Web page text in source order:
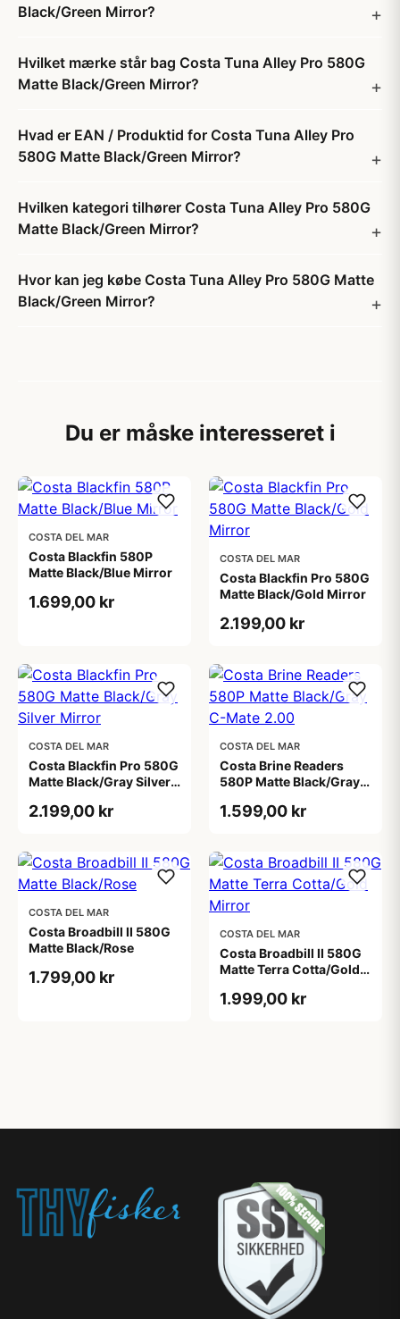
Black/Green Mirror?
Hvilket mærke står bag Costa Tuna Alley Pro 580G
Matte Black/Green Mirror?
Hvad er EAN / Produktid for Costa Tuna Alley Pro
580G Matte Black/Green Mirror?
Hvilken kategori tilhører Costa Tuna Alley Pro 580G
Matte Black/Green Mirror?
Hvor kan jeg købe Costa Tuna Alley Pro 580G Matte
Black/Green Mirror?
Du er måske interesseret i
COSTA DEL MAR
Costa Blackfin 580P
Matte Black/Blue Mirror
1.699,00 kr
COSTA DEL MAR
Costa Blackfin Pro 580G
Matte Black/Gold Mirror
2.199,00 kr
COSTA DEL MAR
Costa Blackfin Pro 580G
Matte Black/Gray Silver
2.199,00 kr
COSTA DEL MAR
Costa Brine Readers
580P Matte Black/Gray
1.599,00 kr
COSTA DEL MAR
Costa Broadbill II 580G
Matte Black/Rose
1.799,00 kr
COSTA DEL MAR
Costa Broadbill II 580G
Matte Terra Cotta/Gold
1.999,00 kr